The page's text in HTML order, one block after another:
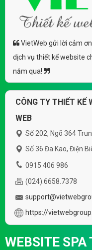
VietWeb gửi lời cảm
dịch vụ thiết kế website
năm qua!
CÔNG TY THIẾT KẾ
WEB
Số 202, Ngõ 364
Số 36 Đa Kao, Điện
0915 406 986
(024).6658.7378
https://
WEBSITE SPA